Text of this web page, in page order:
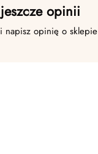
opinii
napisz opinię o sklepie